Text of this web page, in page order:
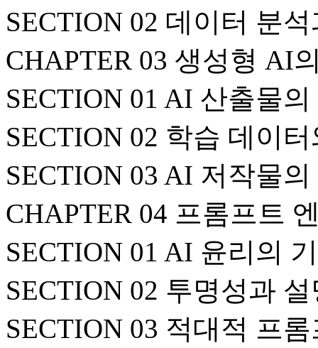
SECTION 02 데이터 분
CHAPTER 03 생성형 AI
SECTION 01 AI 산출물
SECTION 02 학습 데이
SECTION 03 AI 저작물
CHAPTER 04 프롬프트
SECTION 01 AI 윤리의
SECTION 02 투명성과
SECTION 03 적대적 프